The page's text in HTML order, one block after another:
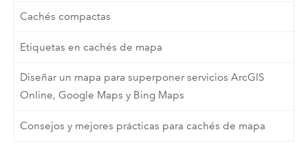
Cachés compactas
Etiquetas en cachés de mapa
Diseñar un mapa para superponer servicios ArcGIS
Online, Google Maps y Bing Maps
Consejos y mejores prácticas para cachés de mapa